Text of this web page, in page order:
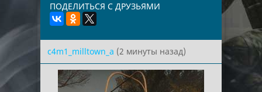
ПОДЕЛИТЬСЯ С ДРУЗЬЯМИ
c4m1_milltown_a (2 минуты назад)